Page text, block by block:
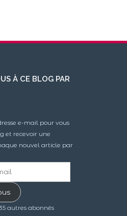
À CE BLOG PAR
e-mail pour vous
et recevoir une
nouvel article par
autres abonnés